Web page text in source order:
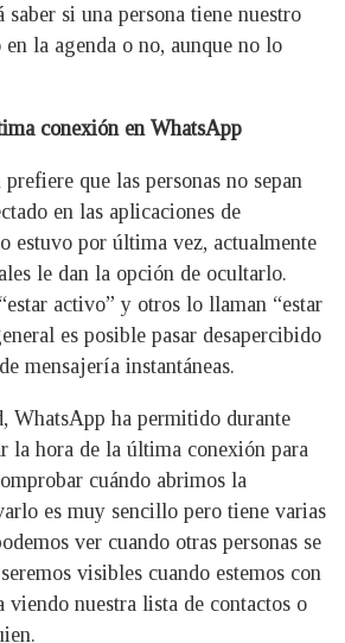
si una persona tiene nuestro
la agenda o no, aunque no lo
conexión en WhatsApp
que las personas no sepan
en las aplicaciones de
estuvo por última vez, actualmente
le dan la opción de ocultarlo.
activo” y otros lo llaman “estar
es posible pasar desapercibido
mensajería instantáneas.
WhatsApp ha permitido durante
la hora de la última conexión para
cuándo abrimos la
es muy sencillo pero tiene varias
ver cuando otras personas se
visibles cuando estemos con
viendo nuestra lista de contactos o